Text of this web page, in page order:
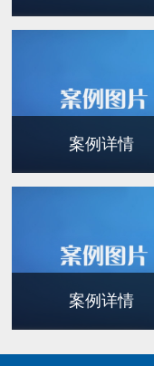
案例详情
案例详情